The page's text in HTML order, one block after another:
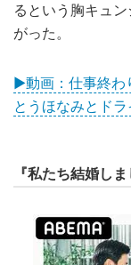
るという胸キュ
がった。
▶動画：仕事終わ
とうほなみとドラ
『私たち結婚し